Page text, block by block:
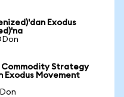
Exodus
Commodity Strategy
Exodus Movement